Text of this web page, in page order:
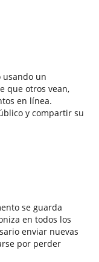
usando un
que otros vean,
en línea.
y compartir su
se guarda
en todos los
enviar nuevas
por perder